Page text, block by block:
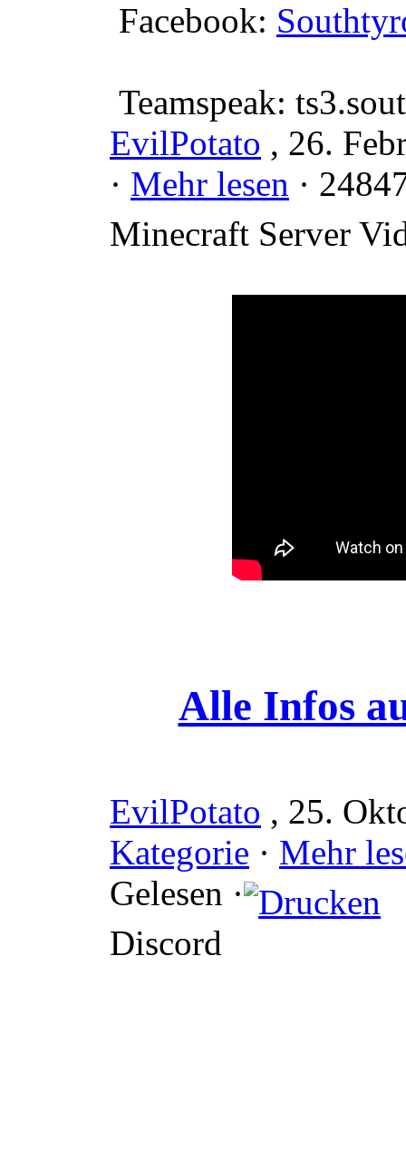
Facebook:
Teamspeak:
EvilPotato , 26.
· Mehr lesen ·
Minecraft Server
Alle Infos
EvilPotato , 25.
Kategorie · Mehr
Gelesen ·
Discord